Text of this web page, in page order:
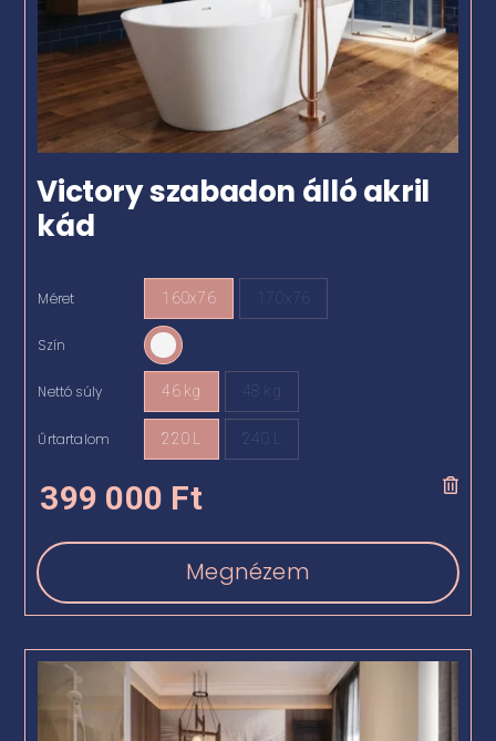
Victory szabadon álló akril
kád
Méret 160x76 170x76
Szín
Nettó súly 46 kg 48 kg
Űrtartalom 220 L 240 L
399 000 Ft
Megnézem